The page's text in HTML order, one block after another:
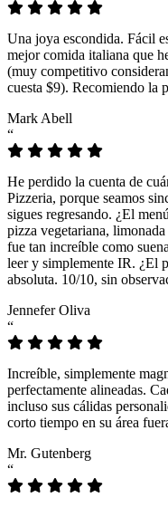
Una joya escondida. Fácil
mejor comida italiana que
(muy competitivo
cuesta $9). Recomiendo la
Mark Abell
“
He perdido la cuenta de
Pizzeria, porque seamos
sigues regresando. ¿El
pizza vegetariana,
fue tan increíble como
leer y simplemente IR. ¿El
absoluta. 10/10, sin
Jennefer Oliva
“
Increíble, simplemente
perfectamente alineadas.
incluso sus cálidas
corto tiempo en su área
Mr. Gutenberg
“